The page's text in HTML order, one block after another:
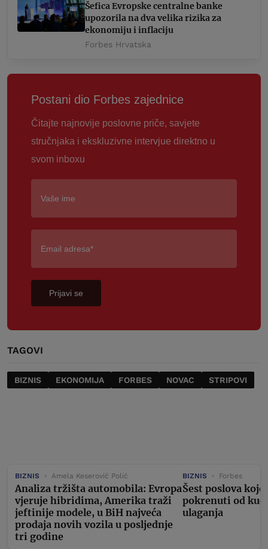
Šefica Evropske centralne banke
upozorila na dva velika rizika za
ekonomiju i inflaciju
Forbes Hrvatska
Postani dio Forbes zajednice
Čitajte najnovije poslovne priče, savjete
stručnjaka i ekskluzivne intervjue direktno u
svom inboxu
Prijavi se
TAGOVI
BIZNIS EKONOMIJA FORBES NOVAC STRIPOVI
BIZNIS Amela Keserović Polić
Analiza tržišta automobila: Evropa
vjeruje hibridima, Amerika traži
jeftinije modele, u BiH najveća
prodaja novih vozila u posljednje
tri godine
BIZNIS Forbes
Šest poslova
pokrenuti od
ulaganja